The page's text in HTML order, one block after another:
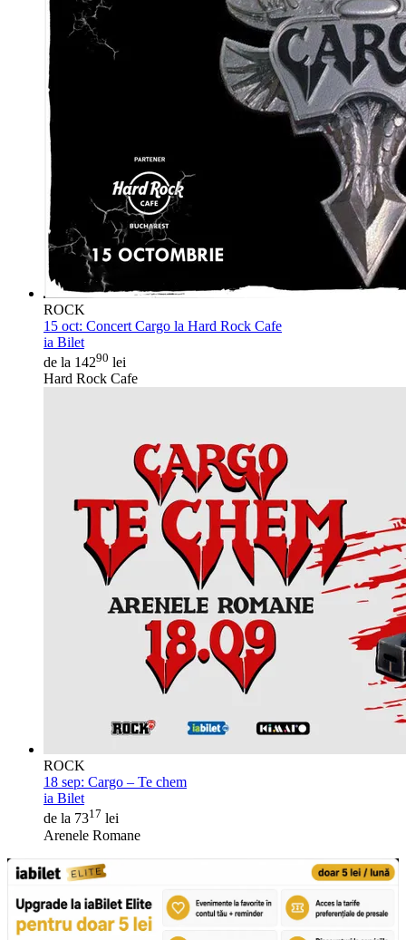
ROCK
15 oct: Concert Cargo la Hard Rock Cafe
ia Bilet
de la 14290 lei
Hard Rock Cafe
ROCK
18 sep: Cargo – Te chem
ia Bilet
de la 7317 lei
Arenele Romane